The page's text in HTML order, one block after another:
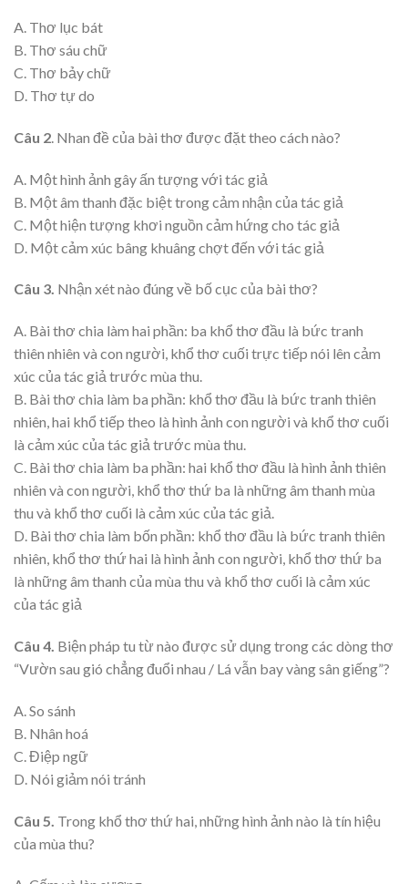
A. Thơ lục bát
B. Thơ sáu chữ
C. Thơ bảy chữ
D. Thơ tự do
Câu 2. Nhan đề của bài thơ được đặt theo cách nào?
A. Một hình ảnh gây ấn tượng với tác giả
B. Một âm thanh đặc biệt trong cảm nhận của tác giả
C. Một hiện tượng khơi nguồn cảm hứng cho tác giả
D. Một cảm xúc bâng khuâng chợt đến với tác giả
Câu 3. Nhận xét nào đúng về bố cục của bài thơ?
A. Bài thơ chia làm hai phần: ba khổ thơ đầu là bức tranh
thiên nhiên và con người, khổ thơ cuối trực tiếp nói lên cảm
xúc của tác giả trước mùa thu.
B. Bài thơ chia làm ba phần: khổ thơ đầu là bức tranh thiên
nhiên, hai khổ tiếp theo là hình ảnh con người và khổ thơ cuối
là cảm xúc của tác giả trước mùa thu.
C. Bài thơ chia làm ba phần: hai khổ thơ đầu là hình ảnh thiên
nhiên và con người, khổ thơ thứ ba là những âm thanh mùa
thu và khổ thơ cuối là cảm xúc của tác giả.
D. Bài thơ chia làm bốn phần: khổ thơ đầu là bức tranh thiên
nhiên, khổ thơ thứ hai là hình ảnh con người, khổ thơ thứ ba
là những âm thanh của mùa thu và khổ thơ cuối là cảm xúc
của tác giả
Câu 4. Biện pháp tu từ nào được sử dụng trong các dòng thơ
“Vườn sau gió chẳng đuổi nhau / Lá vẫn bay vàng sân giếng”?
A. So sánh
B. Nhân hoá
C. Điệp ngữ
D. Nói giảm nói tránh
Câu 5. Trong khổ thơ thứ hai, những hình ảnh nào là tín hiệu
của mùa thu?